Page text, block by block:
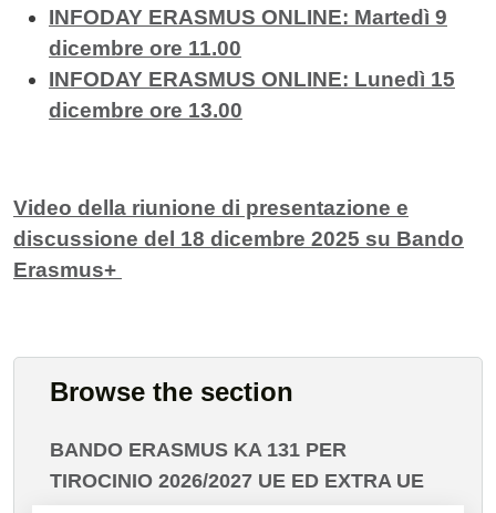
INFODAY ERASMUS ONLINE: Martedì 9
dicembre ore 11.00
INFODAY ERASMUS ONLINE: Lunedì 15
dicembre ore 13.00
Video della riunione di presentazione e
discussione del 18 dicembre 2025 su Bando
Erasmus+
Browse the section
BANDO ERASMUS KA 131 PER
TIROCINIO 2026/2027 UE ED EXTRA UE